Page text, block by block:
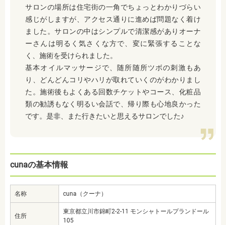
サロンの場所は住宅街の一角でちょっとわかりづらい
感じがしますが、アクセス通りに進めば問題なく着け
ました。サロンの中はシンプルで清潔感がありオーナ
ーさんは明るく気さくな方で、変に緊張することな
く、施術を受けられました。
基本オイルマッサージで、随所随所ツボの刺激もあ
り、どんどんコリやハリが取れていくのがわかりまし
た。施術後もよくある回数チケットやコース、化粧品
類の勧誘もなく明るい会話で、帰り際も心地良かった
です。 是非、また行きたいと思えるサロンでした♪
cunaの基本情報
名称 cuna（クーナ）
住所
東京都立川市錦町2-2-11 モンシャトールプランドール
105